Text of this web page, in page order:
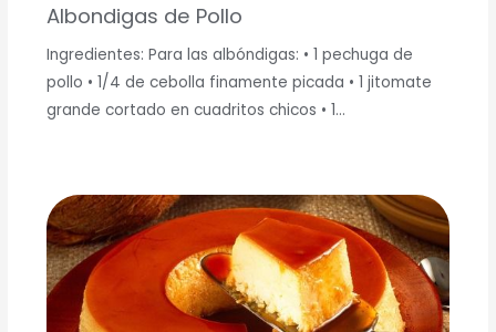
Albondigas de Pollo
Ingredientes: Para las albóndigas: • 1 pechuga de
pollo • 1/4 de cebolla finamente picada • 1 jitomate
grande cortado en cuadritos chicos • 1…